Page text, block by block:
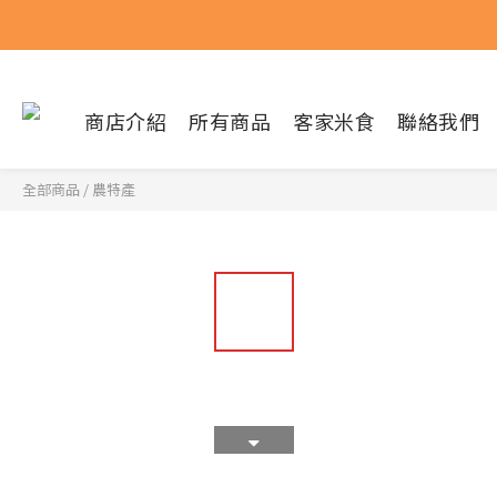
商店介紹 所有商品 客家米食 聯絡我們
全部商品 / 農特產